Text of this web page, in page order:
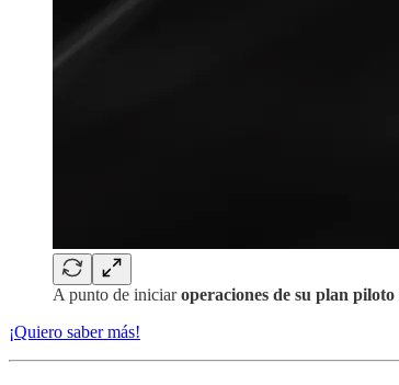
A punto de iniciaroperaciones de su plan
¡Quiero saber más!